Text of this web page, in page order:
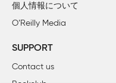
個人情報について
O’Reilly Media
SUPPORT
Contact us